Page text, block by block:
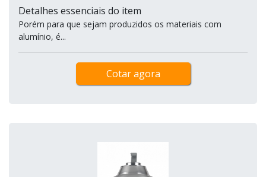
Detalhes essenciais do item
Porém para que sejam produzidos os materiais com
alumínio, é...
Cotar agora